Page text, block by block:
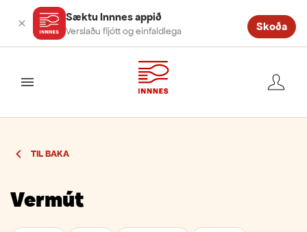
Sæktu Innnes appið
Verslaðu fljótt og einfaldlega Skoða
valmynd
TIL BAKA
Vermút